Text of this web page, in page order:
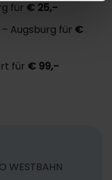
für € 25,-
Augsburg für €
für € 99,-
WESTBAHN